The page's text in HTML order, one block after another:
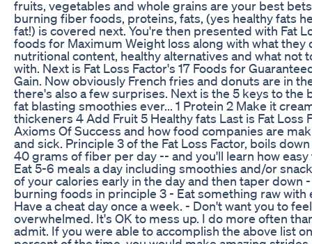
fruits, vegetables and whole grains are your best
burning fiber foods, proteins, fats, (yes healthy fats
fat!) is covered next. You're then presented with Fat
foods for Maximum Weight loss along with what they
nutritional content, healthy alternatives and what not
with. Next is Fat Loss Factor's 17 Foods for
Gain. Now obviously French fries and donuts are in
there's also a few surprises. Next is the 5 keys to the
fat blasting smoothies ever... 1 Protein 2 Make it
thickeners 4 Add Fruit 5 Healthy fats Last is Fat Loss
Axioms Of Success and how food companies are
and sick. Principle 3 of the Fat Loss Factor, boils
40 grams of fiber per day -- and you'll learn how easy
Eat 5-6 meals a day including smoothies and/or
of your calories early in the day and then taper down
burning foods in principle 3 - Eat something raw with
Have a cheat day once a week. - Don't want you to feel
overwhelmed. It's OK to mess up. I do more often
admit. If you were able to accomplish the above list